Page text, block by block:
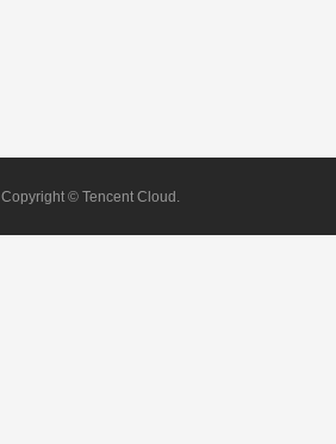
Copyright © Tencent Cloud.